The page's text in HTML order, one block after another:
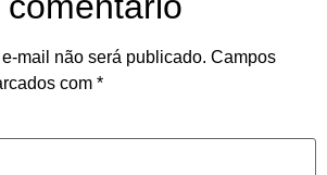
mail não será publicado. Campos
com *